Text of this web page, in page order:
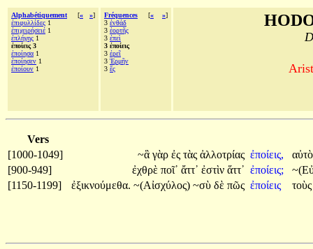
Alphabétiquement [« »]
ἐπιφυλλίδες 1
ἐπιχειρήσειέ 1
ἐπλήγης 1
ἐποίεις 3
ἐποίησα 1
ἐποίησεν 1
ἐποίουν 1
Fréquences [« »]
3 ἐνθάδ
3 ἑορτῆς
3 ἐπεὶ
3 ἐποίεις
3 ἐρεῖ
3 Ἑρμῆν
3 ἔς
Vers
[1000-1049]
~ἃ γὰρ ἐς τὰς ἀλλοτρίας ἐποίεις,
[900-949]
ἐχθρὲ ποῖ᾽ ἄττ᾽ ἐστὶν ἅττ᾽ ἐποίεις;
[1150-1199]
ἐξικνούμεθα. ~(Αἰσχύλος) ~σὺ δὲ πῶς ἐποίεις